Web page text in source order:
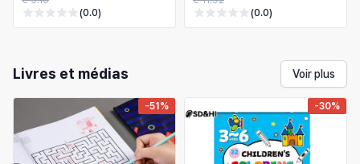
(0.0)
(0.0)
Livres et médias Voir plus
-51% -30%